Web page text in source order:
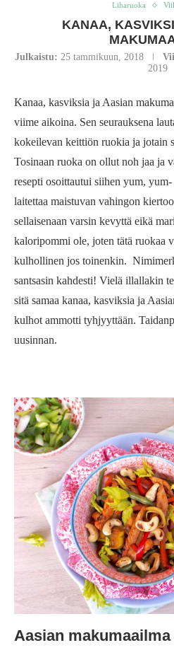
Liharuoka
KANAA,
Julkaistu: 25 tammikuun, 2018
2019
Kanaa, kasviksia ja Aasian
viime aikoina. Sen seurauksena
kokeilevan keittiön ruokia ja jotain
Tosinaan ruoka on ollut noh jaa ja
resepti osoittautui siihen yum,
laitettaa maistuvan vahingon
sellaisenaan varsin kevyttä eikä
kaloripommi ole, joten tätä ruokaa
kulhollinen jos toinenkin.
santsasin kahdesti! Vielä illallakin
sitä samaa kanaa, kasviksia ja
kulhot ammotti tyhjyyttään.
uusinnan.
Aasian makumaailma